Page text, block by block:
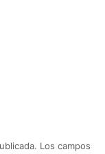
Los campos